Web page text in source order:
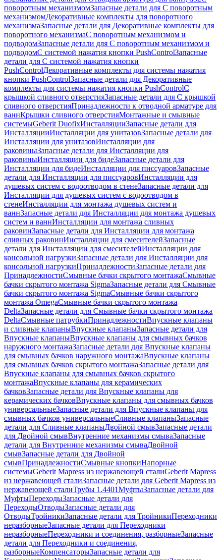
поворотным механизмомЗапасные детали для С поворотным
механизмомДекоративные комплекты для поворотного
механизмаЗапасные детали для Декоративные комплекты для
поворотного механизмаС поворотным механизмом и
подводомЗапасные детали для С поворотным механизмом и
подводомС системой нажатия кнопки PushControlЗапасные
детали для С системой нажатия кнопки
PushControlДекоративные комплекты для системы нажатия
кнопки PushControlЗапасные детали для Декоративные
комплекты для системы нажатия кнопки PushControlС
крышкой сливного отверстияЗапасные детали для С крышкой
сливного отверстияПринадлежности к отводной арматуре для
ваннКрышки сливного отверстияМонтажные и смывные
системыGeberit DuofixИнсталляцииЗапасные детали для
ИнсталляцииИнсталляции для унитазовЗапасные детали для
Инсталляции для унитазовИнсталляции для
раковиныЗапасные детали для Инсталляции для
раковиныИнсталляции для бидеЗапасные детали для
Инсталляции для бидеИнсталляции для писсуаровЗапасные
детали для Инсталляции для писсуаровИнсталляции для
душевых систем с водоотводом в стенеЗапасные детали для
Инсталляции для душевых систем с водоотводом в
стенеИнсталляции для монтажа душевых систем и
ваннЗапасные детали для Инсталляции для монтажа душевых
систем и ваннИнсталляции для монтажа сливных
раковинЗапасные детали для Инсталляции для монтажа
сливных раковинИнсталляции для смесителейЗапасные
детали для Инсталляции для смесителейИнсталляции для
консольной нагрузкиЗапасные детали для Инсталляции для
консольной нагрузкиПринадлежностиЗапасные детали для
ПринадлежностиСмывные бачки скрытого монтажаСмывные
бачки скрытого монтажа SigmaЗапасные детали для Смывные
бачки скрытого монтажа SigmaСмывные бачки скрытого
монтажа OmegaСмывные бачки скрытого монтажа
DeltaЗапасные детали для Смывные бачки скрытого монтажа
DeltaСмывные патрубкиПринадлежностиВпускные клапаны
и сливные клапаныВпускные клапаныЗапасные детали для
Впускные клапаныВпускные клапаны для смывных бачков
наружного монтажаЗапасные детали для Впускные клапаны
для смывных бачков наружного монтажаВпускные клапаны
для смывных бачков скрытого монтажаЗапасные детали для
Впускные клапаны для смывных бачков скрытого
монтажаВпускные клапаны для керамических
бачковЗапасные детали для Впускные клапаны для
керамических бачковВпускные клапаны для смывных бачков
универсальныеЗапасные детали для Впускные клапаны для
смывных бачков универсальныеСливные клапаныЗапасные
детали для Сливные клапаныДвойной смывЗапасные детали
для Двойной смывВнутренние механизмы смываЗапасные
детали для Внутренние механизмы смываДвойной
смывЗапасные детали для Двойной
смывПринадлежностиСмывные кнопкиНапорные
системыGeberit Mapress из нержавеющей сталиGeberit Mapress
из нержавеющей сталиЗапасные детали для Geberit Mapress из
нержавеющей сталиТрубы 1.4401МуфтыЗапасные детали для
МуфтыПереходыЗапасные детали для
ПереходыОтводыЗапасные детали для
ОтводыТройникиЗапасные детали для ТройникиПереходники
неразборныеЗапасные детали для Переходники
неразборныеПереходники и соединения, разборныеЗапасные
детали для Переходники и соединения,
разборныеКомпенсаторыЗапасные детали для